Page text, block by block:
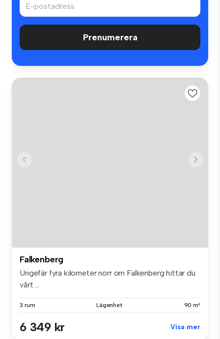
Prenumerera
Falkenberg
Ungefär fyra kilometer norr om Falkenberg hittar du
vårt ...
3 rum Lägenhet 90 m²
6 349 kr Visa mer